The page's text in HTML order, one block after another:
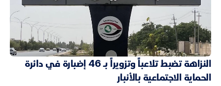
النزاهة تضبط تلاعباً وتزويراً بـ 46 إضبارة في دائرة
الحماية الاجتماعية بالأنبار